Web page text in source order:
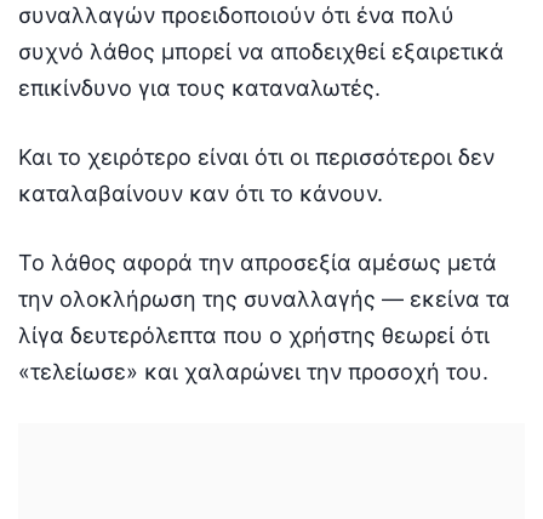
συναλλαγών προειδοποιούν ότι ένα πολύ
συχνό λάθος μπορεί να αποδειχθεί εξαιρετικά
επικίνδυνο για τους καταναλωτές.
Και το χειρότερο είναι ότι οι περισσότεροι δεν
καταλαβαίνουν καν ότι το κάνουν.
Το λάθος αφορά την απροσεξία αμέσως μετά
την ολοκλήρωση της συναλλαγής — εκείνα τα
λίγα δευτερόλεπτα που ο χρήστης θεωρεί ότι
«τελείωσε» και χαλαρώνει την προσοχή του.